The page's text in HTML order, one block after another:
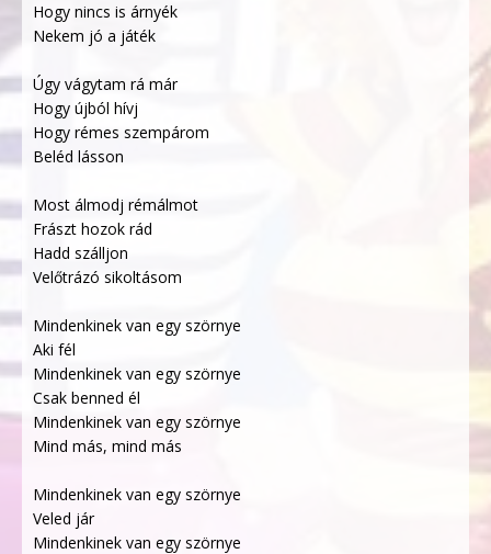
Hogy nincs is árnyék
Nekem jó a játék
Úgy vágytam rá már
Hogy újból hívj
Hogy rémes szempárom
Beléd lásson
Most álmodj rémálmot
Frászt hozok rád
Hadd szálljon
Velőtrázó sikoltásom
Mindenkinek van egy szörnye
Aki fél
Mindenkinek van egy szörnye
Csak benned él
Mindenkinek van egy szörnye
Mind más, mind más
Mindenkinek van egy szörnye
Veled jár
Mindenkinek van egy szörnye